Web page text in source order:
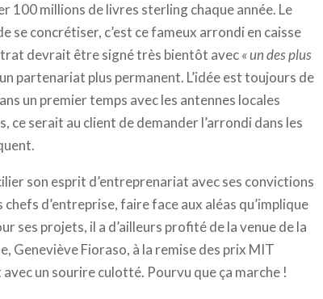
millions de livres sterling chaque année. Le
concrétiser, c’est ce fameux arrondi en caisse
devrait être signé très bientôt avec« un des plus
partenariat plus permanent. L’idée est toujours de
un premier temps avec les antennes locales
serait au client de demander l’arrondi dans les
son esprit d’entreprenariat avec ses convictions
d’entreprise, faire face aux aléas qu’implique
ses projets, il a d’ailleurs profité de la venue de la
Geneviève Fioraso, à la remise des prix MIT
un sourire culotté. Pourvu que ça marche !